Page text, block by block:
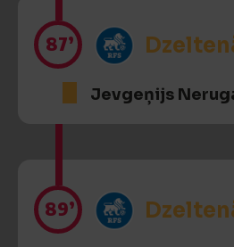
87’
Jevgeņijs
89’